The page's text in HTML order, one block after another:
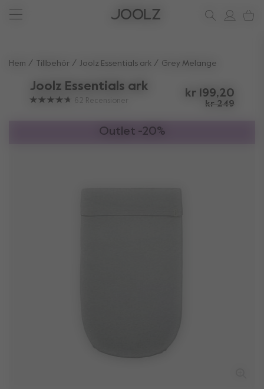
Nytt: den Joolz Aer²
Behöver du hjälp?
ditt stödhörn
Hem Tillbehör Joolz Essentials ark Grey Melange
Joolz Essentials ark
62 Recensioner
kr 199,20
kr 249
Outlet -20%